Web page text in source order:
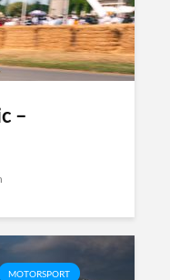
–
MOTORSPORT